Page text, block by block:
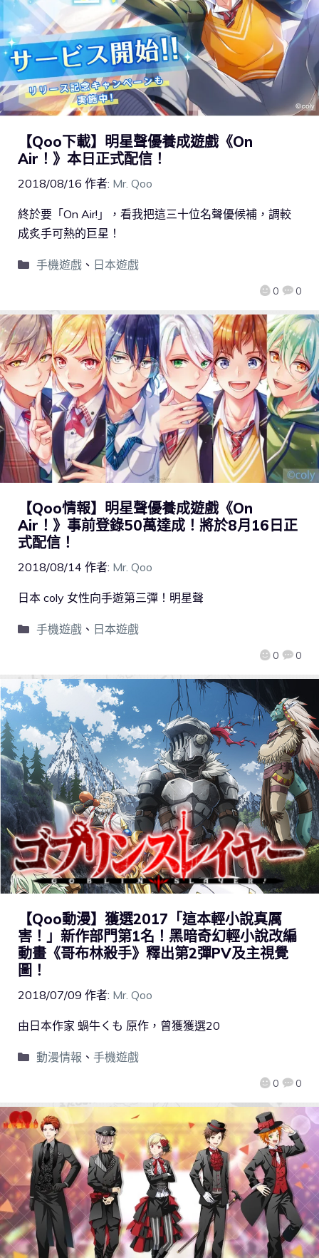
【Qoo下載】明星聲優養成遊戲《On
Air！》本日正式配信！
2018/08/16 作者: Mr. Qoo
0 0
終於要「On Air!」，看我把這三十位名聲優候補，調較
成炙手可熱的巨星！
手機遊戲、 日本遊戲
【Qoo情報】明星聲優養成遊戲《On
Air！》事前登錄50萬達成！將於8月16日正
式配信！
2018/08/14 作者: Mr. Qoo
0 0
日本 coly 女性向手遊第三彈！明星聲
手機遊戲、 日本遊戲
【Qoo動漫】獲選2017「這本輕小說真厲
害！」新作部門第1名！黑暗奇幻輕小說改編
動畫《哥布林殺手》釋出第2彈PV及主視覺
圖！
2018/07/09 作者: Mr. Qoo
0 0
由日本作家 蝸牛くも 原作，曾獲獲選20
動漫情報 、 手機遊戲